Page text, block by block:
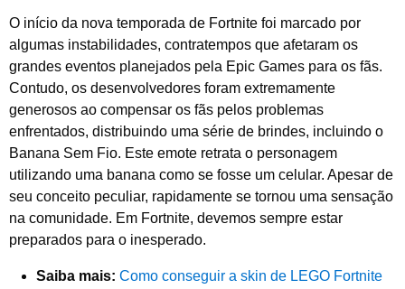
O início da nova temporada de Fortnite foi marcado por
algumas instabilidades, contratempos que afetaram os
grandes eventos planejados pela Epic Games para os fãs.
Contudo, os desenvolvedores foram extremamente
generosos ao compensar os fãs pelos problemas
enfrentados, distribuindo uma série de brindes, incluindo o
Banana Sem Fio. Este emote retrata o personagem
utilizando uma banana como se fosse um celular. Apesar de
seu conceito peculiar, rapidamente se tornou uma sensação
na comunidade. Em Fortnite, devemos sempre estar
preparados para o inesperado.
Saiba mais: Como conseguir a skin de LEGO Fortnite